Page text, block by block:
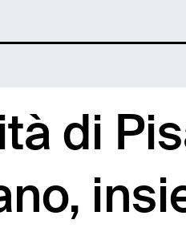
di